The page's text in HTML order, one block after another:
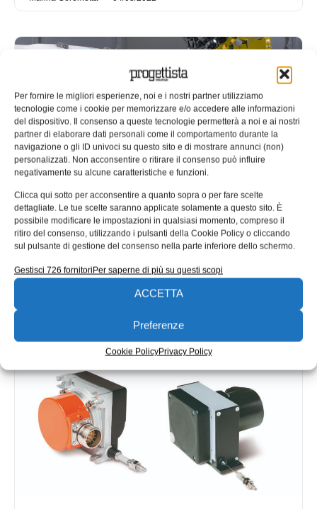
Per fornire le migliori esperienze, noi e i nostri partner utilizziamo
tecnologie come i cookie per memorizzare e/o accedere alle informazioni
del dispositivo. Il consenso a queste tecnologie permetterà a noi e ai nostri
partner di elaborare dati personali come il comportamento durante la
navigazione o gli ID univoci su questo sito e di mostrare annunci (non)
personalizzati. Non acconsentire o ritirare il consenso può influire
negativamente su alcune caratteristiche e funzioni.
Clicca qui sotto per acconsentire a quanto sopra o per fare scelte
dettagliate. Le tue scelte saranno applicate solamente a questo sito. È
possibile modificare le impostazioni in qualsiasi momento, compreso il
ritiro del consenso, utilizzando i pulsanti della Cookie Policy o cliccando
sul pulsante di gestione del consenso nella parte inferiore dello schermo.
Gestisci 726 fornitoriPer saperne di più su questi scopi
ACCETTA
Preferenze
Cookie PolicyPrivacy Policy
Creaform a MECSPE con soluzioni
di misura 3D per manifattura
digitale
Bologna) le sue soluzioni di misura 3D automatizzate e
portatili per manifattura digitale e industria 4.0.